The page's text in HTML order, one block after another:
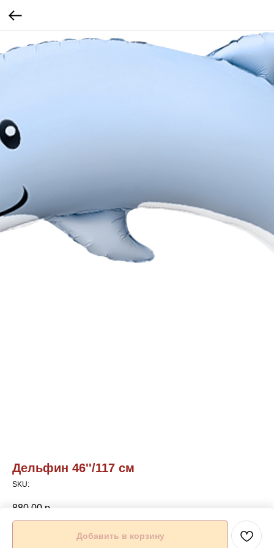
Дельфин 46''/117 см
SKU:
880,00 р.
Добавить в корзину